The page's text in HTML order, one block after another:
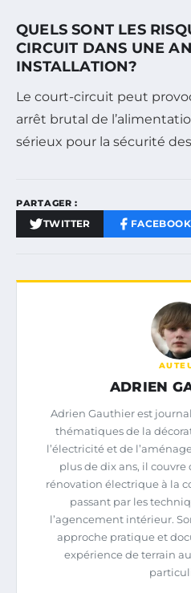
QUELS SONT LES
CIRCUIT DANS UNE
INSTALLATION?
Le court-circuit peut
arrêt brutal de
sérieux pour la sécurité
PARTAGER :
TWITTER FACEBOOK
ADRIEN
Adrien Gauthier est
thématiques de la
l’électricité et de
plus de dix ans, il couvre
rénovation électrique à la
passant par les
l’agencement intérieur.
approche pratique et
expérience de terrain